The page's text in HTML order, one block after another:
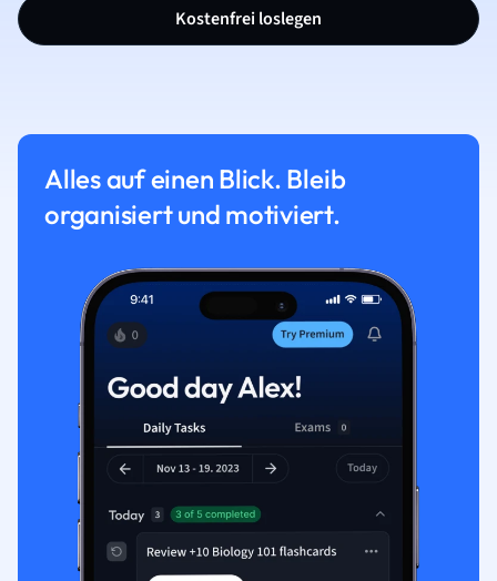
Kostenfrei loslegen
Alles auf einen Blick. Bleib
organisiert und motiviert.